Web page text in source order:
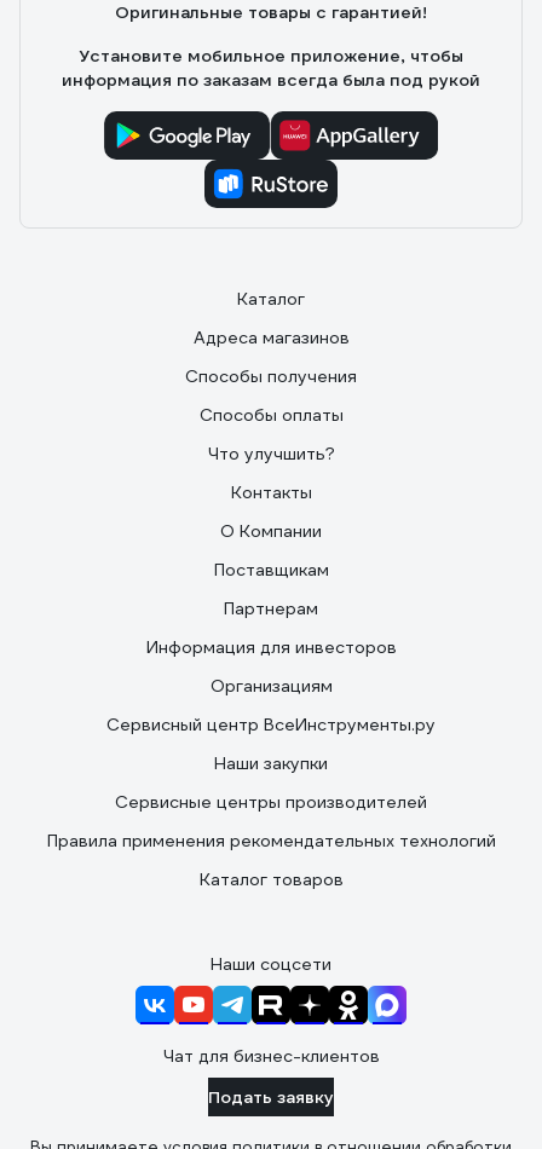
Оригинальные товары с гарантией!
Установите мобильное приложение, чтобы
информация по заказам всегда была под рукой
Каталог
Адреса магазинов
Способы получения
Способы оплаты
Что улучшить?
Контакты
О Компании
Поставщикам
Партнерам
Информация для инвесторов
Организациям
Сервисный центр ВсеИнструменты.ру
Наши закупки
Сервисные центры производителей
Правила применения рекомендательных технологий
Каталог товаров
Наши соцсети
Чат для бизнес-клиентов
Подать заявку